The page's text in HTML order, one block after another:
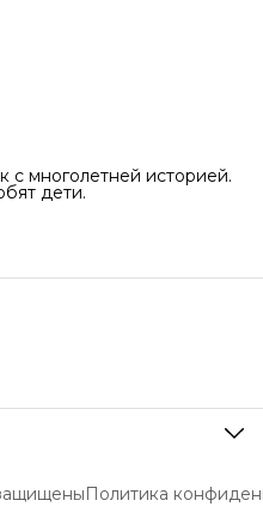
с многолетней историей.
дети.
Политика